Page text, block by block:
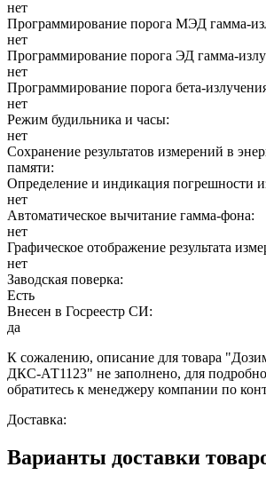
нет
Программирование порога МЭД гамма-
нет
Программирование порога ЭД гамма-
нет
Программирование порога бета-
нет
Режим будильника и часы:
нет
Сохранение результатов измерений в
памяти:
Определение и индикация погрешности
нет
Автоматическое вычитание гамма-фона:
нет
Графическое отображение результата
нет
Заводская поверка:
Есть
Внесен в Госреестр СИ:
да
К сожалению, описание для товара
ДКС-АТ1123" не заполнено, для
обратитесь к менеджеру компании по
Доставка:
Варианты доставки